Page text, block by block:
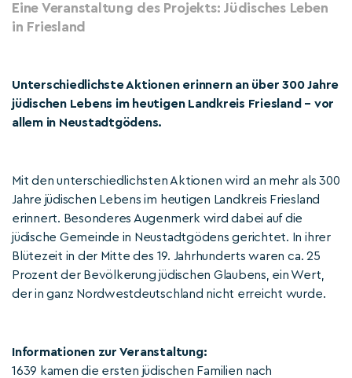
Eine Veranstaltung des Projekts: Jüdisches Leben
in Friesland
Unterschiedlichste Aktionen erinnern an über 300 Jahre
jüdischen Lebens im heutigen Landkreis Friesland – vor
allem in Neustadtgödens.
Mit den unterschiedlichsten Aktionen wird an mehr als 300
Jahre jüdischen Lebens im heutigen Landkreis Friesland
erinnert. Besonderes Augenmerk wird dabei auf die
jüdische Gemeinde in Neustadtgödens gerichtet. In ihrer
Blütezeit in der Mitte des 19. Jahrhunderts waren ca. 25
Prozent der Bevölkerung jüdischen Glaubens, ein Wert,
der in ganz Nordwestdeutschland nicht erreicht wurde.
Informationen zur Veranstaltung:
1639 kamen die ersten jüdischen Familien nach